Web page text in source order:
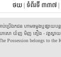
ថយ| ទំព័រទី ៣៣៧|
ប់ប្រើឯកជន ហាមចម្លងឬផ្សាយប
សោ យ័ញ មិញ គឿង - វត្តស្វាយ
Possession belongs to the